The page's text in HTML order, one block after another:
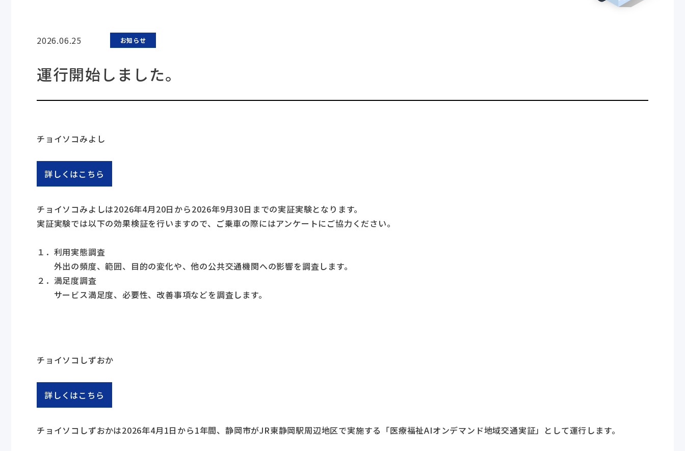
2026.06.25 お知らせ
運行開始しました。
チョイソコみよし
詳しくはこちら
チョイソコみよしは2026年4月20日から2026年9月30日までの実証実験となります。
実証実験では以下の効果検証を行いますので、ご乗車の際にはアンケートにご協力ください。
１．利用実態調査
外出の頻度、範囲、目的の変化や、他の公共交通機関への影響を調査します。
２．満足度調査
サービス満足度、必要性、改善事項などを調査します。
チョイソコしずおか
詳しくはこちら
チョイソコしずおかは2026年4月1日から1年間、静岡市がJR東静岡駅周辺地区で実施する「医療福祉AIオンデマンド地域交通実証」として運行します。